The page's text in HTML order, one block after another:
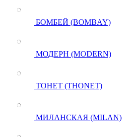
БОМБЕЙ (BOMBAY)
МОДЕРН (MODERN)
ТОНЕТ (THONET)
МИЛАНСКАЯ (MILAN)